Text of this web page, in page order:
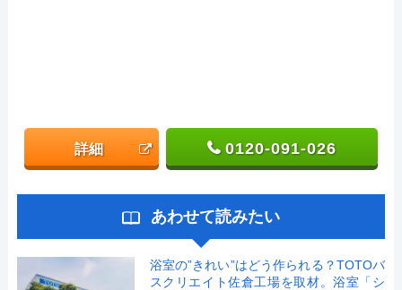
詳細 0120-091-026
あわせて読みたい
浴室の”きれい”はどう作られる？TOTOバ
スクリエイト佐倉工場を取材。浴室「シ